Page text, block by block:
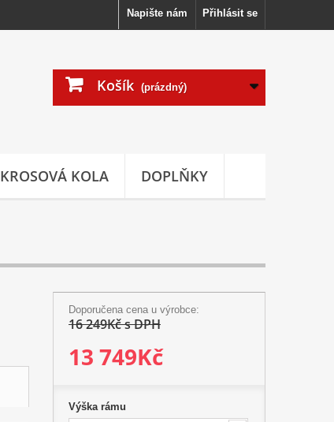
Přihlásit se
Napište nám
Košík (prázdný)
KROSOVÁ KOLA DOPLŇKY
Doporučena cena u výrobce:
16 249Kč s DPH
13 749Kč
Výška rámu